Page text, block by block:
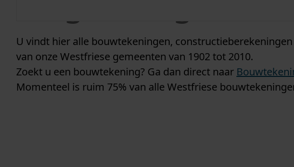
U vindt hier alle bouwtekeningen,
van onze Westfriese gemeenten van 1902 tot 2010.
Zoekt u een bouwtekening? Ga dan direct naar
Momenteel is ruim 75% van alle Westfriese